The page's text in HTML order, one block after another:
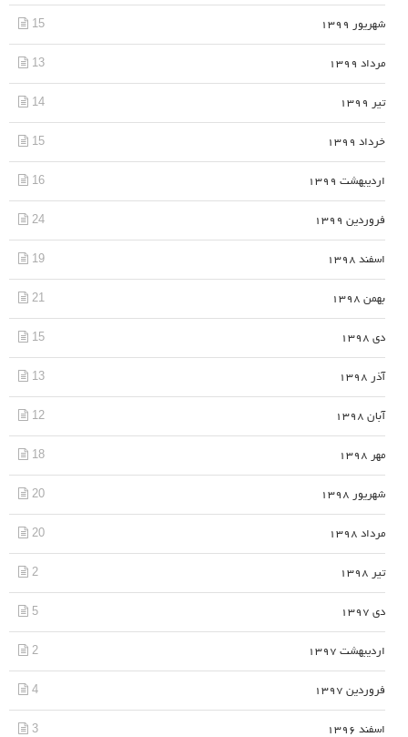
شهریور 1399 15
مرداد 1399 13
تیر 1399 14
خرداد 1399 15
اردیبهشت 1399 16
فروردین 1399 24
اسفند 1398 19
بهمن 1398 21
دی 1398 15
آذر 1398 13
آبان 1398 12
مهر 1398 18
شهریور 1398 20
مرداد 1398 20
تیر 1398 2
دی 1397 5
اردیبهشت 1397 2
فروردین 1397 4
اسفند 1396 3